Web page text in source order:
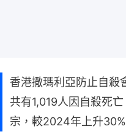
香港撒瑪利亞防止自
共有1,019人因自殺死
宗，較2024年上升